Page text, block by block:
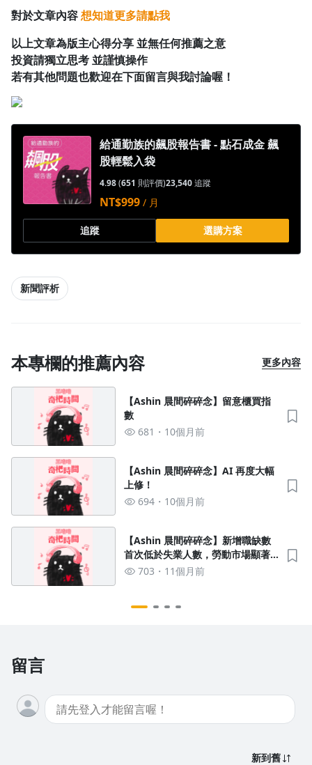
對於文章內容想知道更多請點我
以上文章為版主心得分享 並無任何推薦之意
投資請獨立思考 並謹慎操作
若有其他問題也歡迎在下面留言與我討論喔！
給通勤族的飆股報告書 - 點石成金 飆
股輕鬆入袋
4.98(651 則評價)23,540追蹤
NT$999 / 月
追蹤 選購方案
新聞評析
本專欄的推薦內容 更多內容
【Ashin 晨間碎碎念】留意櫃買指
數
681
10個月前
【Ashin 晨間碎碎念】AI 再度大幅
上修！
694
10個月前
【Ashin 晨間碎碎念】新增職缺數
首次低於失業人數，勞動市場顯著
降溫！
703 11個月前
留言
新到舊